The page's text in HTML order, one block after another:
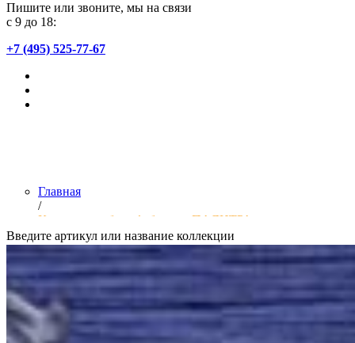
Пишите или звоните, мы на связи
с 9 до 18:
+7 (495) 525-77-67
Главная
/
Коллекции обоев фабрики «ПАЛИТРА»
Введите артикул или название коллекции